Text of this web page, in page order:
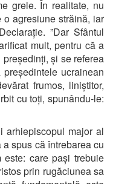
grele. În realitate, nu
agresiune străină, iar
”Dar Sfântul
mult, pentru că a
și se referea
ucrainean
frumos, liniștitor,
cu toți, spunându-le:
arhiepiscopul major al
spus că întrebarea cu
care pași trebuie
prin rugăciunea sa